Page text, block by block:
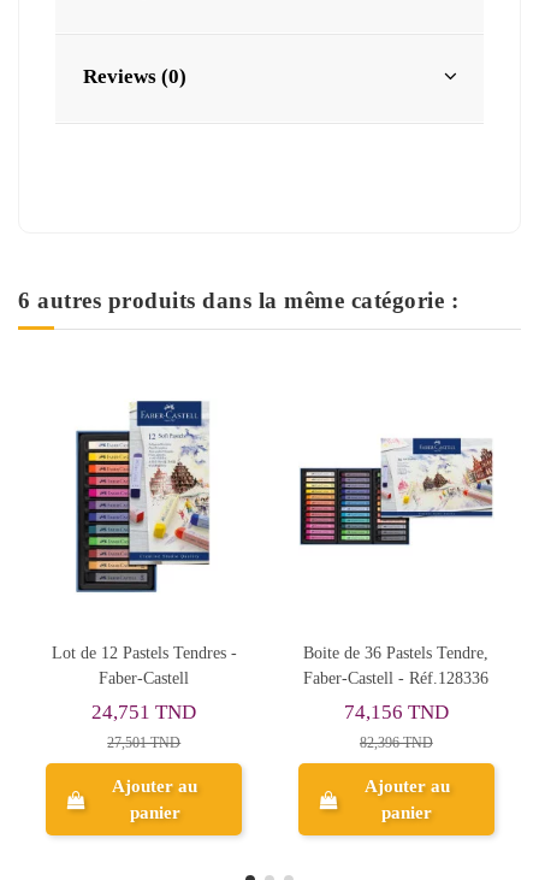
Reviews (0)
6 autres produits dans la même catégorie :
Boite de 36 Pastels Tendre,
Faber-Castell - Réf.128336
74,156 TND
82,396 TND
Ajouter au
panier
Pastels Tendres, Boite 24pcs
- Faber Castell
49,502 TND
55,002 TND
Ajouter au
panier